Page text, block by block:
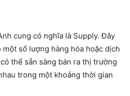
cung có nghĩa là Supply. Đây
số lượng hàng hóa hoặc dịch
thể sẵn sàng bán ra thị trường
trong một khoảng thời gian